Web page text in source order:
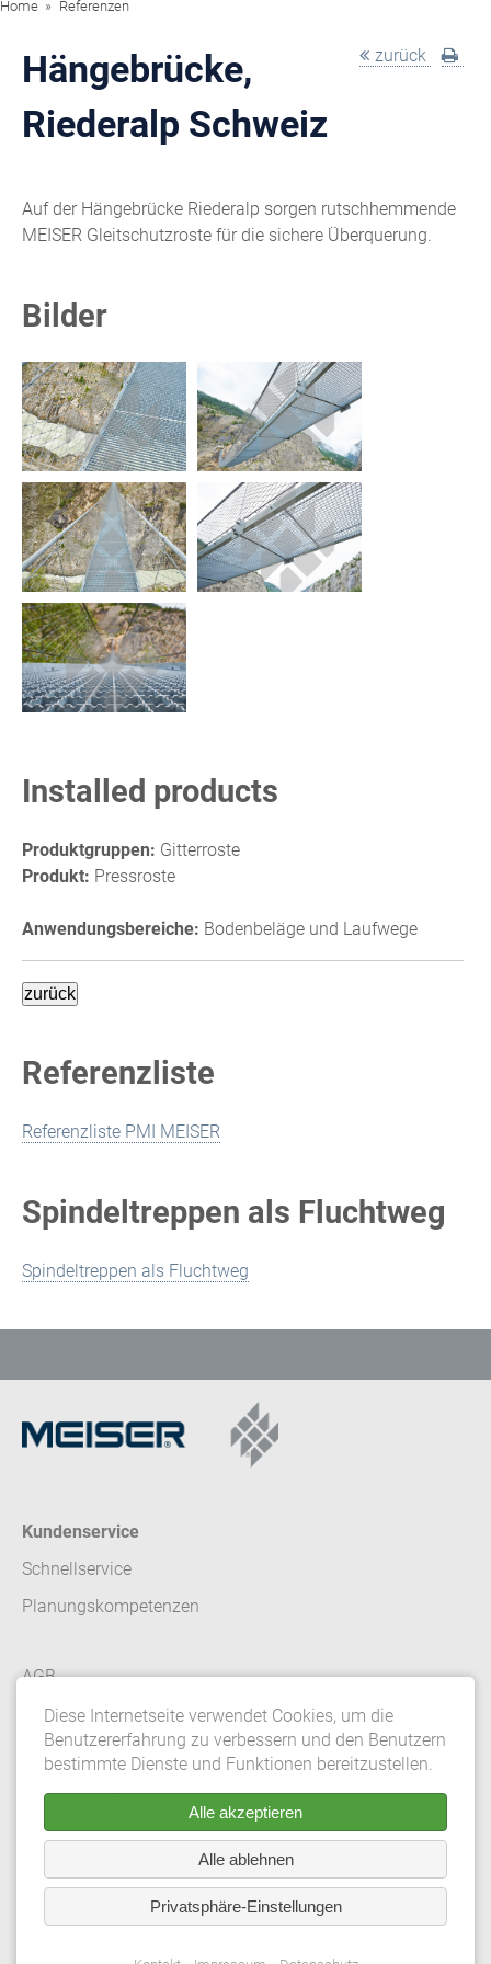
Home Referenzen
zurück
Hängebrücke,
Riederalp Schweiz
Auf der Hängebrücke Riederalp sorgen rutschhemmende
MEISER Gleitschutzroste für die sichere Überquerung.
Bilder
Installed products
Produktgruppen: Gitterroste
Produkt: Pressroste
Anwendungsbereiche: Bodenbeläge und Laufwege
Referenzliste
Referenzliste PMI MEISER
Spindeltreppen als Fluchtweg
Spindeltreppen als Fluchtweg
Kundenservice
Schnellservice
Planungskompetenzen
AGB
Kontakt
Impressum
Datenschutz
Whistleblowing
Datenschutzeinstellungen
Diese Internetseite verwendet Cookies, um die
Benutzererfahrung zu verbessern und den Benutzern
bestimmte Dienste und Funktionen bereitzustellen.
Alle akzeptieren
Alle ablehnen
Privatsphäre-Einstellungen